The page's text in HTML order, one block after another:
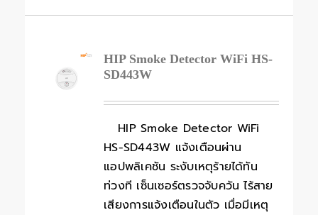
HIP Smoke Detector WiFi HS-
SD443W
HIP Smoke Detector WiFi
HS-SD443W แจ้งเตือนผ่าน
แอปพลิเคชัน ระงับเหตุร้ายได้ทัน
ท่วงที เซ็นเซอร์ตรวจจับควัน ไร้สาย
เสียงการแจ้งเตือนในตัว เมื่อมีเหตุ